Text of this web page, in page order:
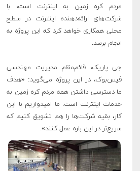
مردم کره زمین به اینترنت است، با
شرکت‌های ارائه‌دهنده اینترنت در سطح
محلی همکاری خواهد کرد که این پروژه به
انجام برسد.
جی پاریک، قائم‌مقام مدیریت مهندسی
فیس‌بوک، در این پروژه می‌گوید: «هدف
ما دسترسی داشتن همه مردم کره زمین به
خدمات اینترنت است. ما امیدواریم با این
کار، بقیه شرکت‌ها را هم تشویق کنیم که
سریع‌تر در این باره عمل کنند».